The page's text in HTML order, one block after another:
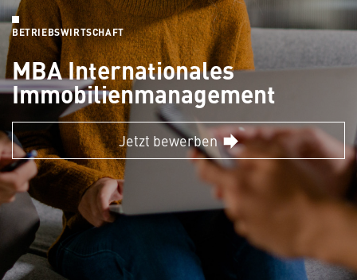
BETRIEBSWIRTSCHAFT
MBA Internationales
Immobilienmanagement
Jetzt bewerben